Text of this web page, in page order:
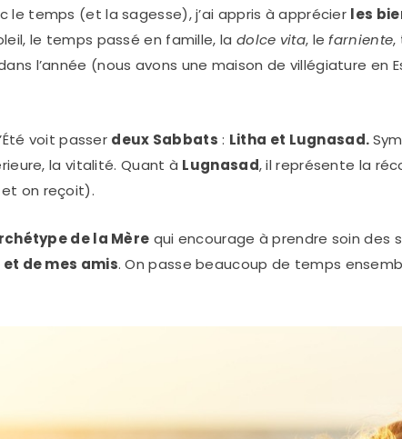
le temps (et la sagesse), j’ai appris à apprécier les
le temps passé en famille, la dolce vita, lefarniente,
l’année (nous avons une maison de villégiature en
voit passer deux Sabbats : Litha et Lugnasad.
la vitalité. Quant à Lugnasad, il représente la
on reçoit).
de la Mère qui encourage à prendre soin des
de mes amis. On passe beaucoup de temps